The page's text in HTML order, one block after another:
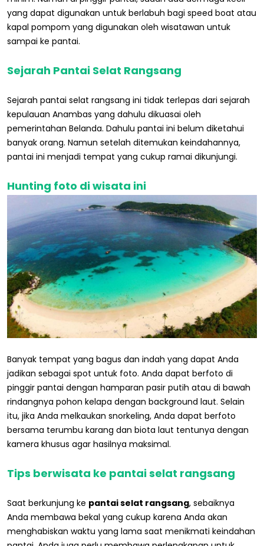
yang dapat digunakan untuk berlabuh bagi speed boat atau
kapal pompom yang digunakan oleh wisatawan untuk
sampai ke pantai.
Sejarah Pantai Selat Rangsang
Sejarah pantai selat rangsang ini tidak terlepas dari sejarah
kepulauan Anambas yang dahulu dikuasai oleh
pemerintahan Belanda. Dahulu pantai ini belum diketahui
banyak orang. Namun setelah ditemukan keindahannya,
pantai ini menjadi tempat yang cukup ramai dikunjungi.
Hunting foto di wisata ini
Banyak tempat yang bagus dan indah yang dapat Anda
jadikan sebagai spot untuk foto. Anda dapat berfoto di
pinggir pantai dengan hamparan pasir putih atau di bawah
rindangnya pohon kelapa dengan background laut. Selain
itu, jika Anda melkaukan snorkeling, Anda dapat berfoto
bersama terumbu karang dan biota laut tentunya dengan
kamera khusus agar hasilnya maksimal.
Tips berwisata ke pantai selat rangsang
Saat berkunjung ke pantai selat rangsang, sebaiknya
Anda membawa bekal yang cukup karena Anda akan
menghabiskan waktu yang lama saat menikmati keindahan